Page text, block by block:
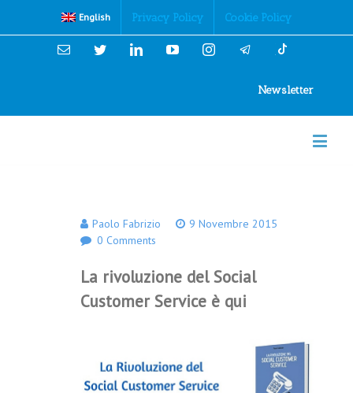
English Privacy Policy Cookie Policy
Email TwitterLinkedinYouTubeInstagram
Newsletter
Paolo Fabrizio
9 Novembre 2015
0 Comments
La rivoluzione del Social
Customer Service è qui
Cookies Policy